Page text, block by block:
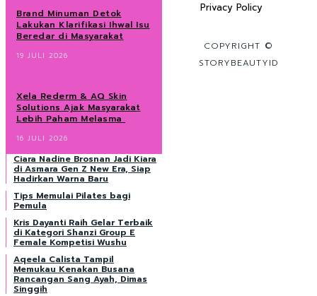
Brand Minuman Detok
Lakukan Klarifikasi Ihwal Isu
Beredar di Masyarakat
19 JULI 2026
Xela Rederm & AQ Skin
Solutions Ajak Masyarakat
Lebih Paham Melasma
16 JULI 2026
Ciara Nadine Brosnan Jadi Kiara
di Asmara Gen Z New Era, Siap
Hadirkan Warna Baru
Tips Memulai Pilates bagi
Pemula
Kris Dayanti Raih Gelar Terbaik
di Kategori Shanzi Group E
Female Kompetisi Wushu
Aqeela Calista Tampil
Memukau Kenakan Busana
Rancangan Sang Ayah, Dimas
Singgih
Privacy Policy
COPYRIGHT ©
STORYBEAUTYID